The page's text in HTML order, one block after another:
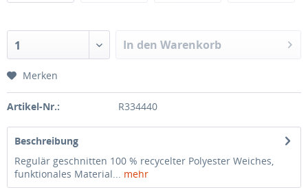
1 In den Warenkorb
Merken
Artikel-Nr.: R334440
Beschreibung
Regulär geschnitten 100 % recycelter Polyester Weiches,
funktionales Material... mehr